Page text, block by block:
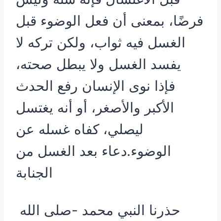
فرضًا، بمعنى أن فعل الوضوء قبل
الغسل فيه ثواب، ولكن تركه لا
يفسد الغسل ولا يبطل صحته،
فإذا نوى الإنسان رفع الحدث
الأكبر والأصغر، أو أنه يغتسل
ليصلي، كفاه غسله عن
الوضوء.دعاء بعد الغسل من